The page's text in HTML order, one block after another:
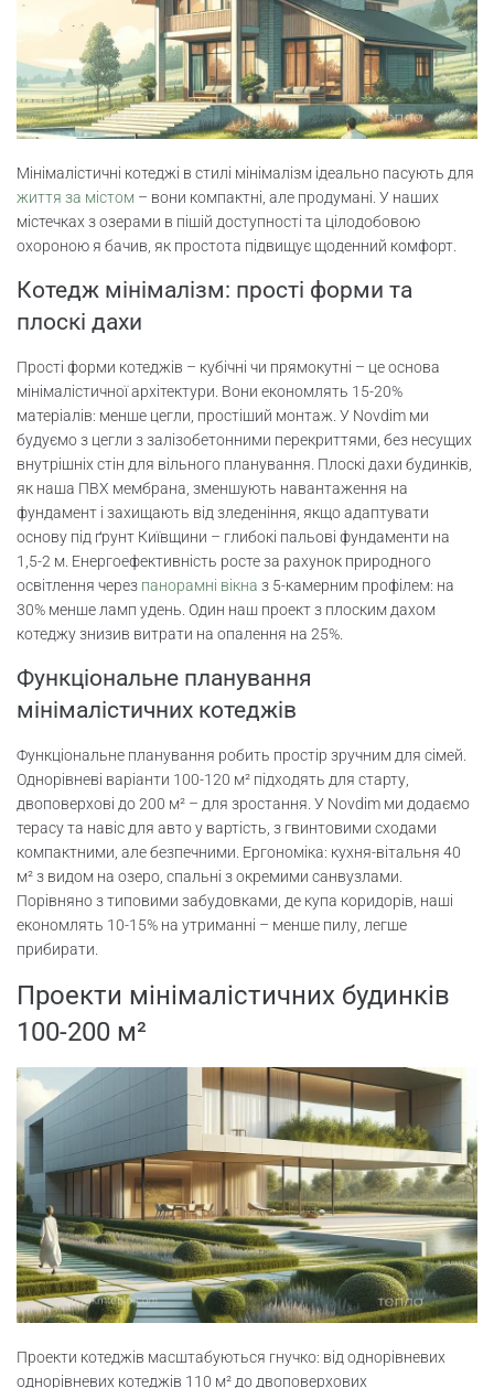
Мінімалістичні котеджі в стилі мінімалізм ідеально пасують для
життя за містом – вони компактні, але продумані. У наших
містечках з озерами в пішій доступності та цілодобовою
охороною я бачив, як простота підвищує щоденний комфорт.
Котедж мінімалізм: прості форми та
плоскі дахи
Прості форми котеджів – кубічні чи прямокутні – це основа
мінімалістичної архітектури. Вони економлять 15-20%
матеріалів: менше цегли, простіший монтаж. У Novdim ми
будуємо з цегли з залізобетонними перекриттями, без несущих
внутрішніх стін для вільного планування. Плоскі дахи будинків,
як наша ПВХ мембрана, зменшують навантаження на
фундамент і захищають від зледеніння, якщо адаптувати
основу під ґрунт Київщини – глибокі пальові фундаменти на
1,5-2 м. Енергоефективність росте за рахунок природного
освітлення через панорамні вікна з 5-камерним профілем: на
30% менше ламп удень. Один наш проект з плоским дахом
котеджу знизив витрати на опалення на 25%.
Функціональне планування
мінімалістичних котеджів
Функціональне планування робить простір зручним для сімей.
Однорівневі варіанти 100-120 м² підходять для старту,
двоповерхові до 200 м² – для зростання. У Novdim ми додаємо
терасу та навіс для авто у вартість, з гвинтовими сходами
компактними, але безпечними. Ергономіка: кухня-вітальня 40
м² з видом на озеро, спальні з окремими санвузлами.
Порівняно з типовими забудовками, де купа коридорів, наші
економлять 10-15% на утриманні – менше пилу, легше
прибирати.
Проекти мінімалістичних будинків
100-200 м²
Проекти котеджів масштабуються гнучко: від однорівневих
однорівневих котеджів 110 м² до двоповерхових